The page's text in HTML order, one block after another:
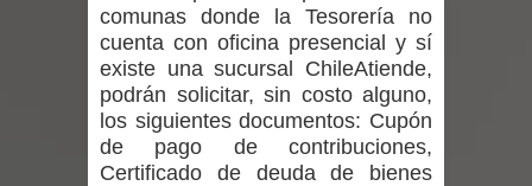
Linares: “No dará la cara”
Seremi de Desarrollo Social y Familia
mantiene despliegue para apoyar a
niños y adolescentes durante la
comunas donde la Tesorería no
cuenta con oficina presencial y sí
existe una sucursal ChileAtiende,
podrán solicitar, sin costo alguno,
los siguientes documentos: Cupón
de pago de contribuciones,
Certificado de deuda de bienes